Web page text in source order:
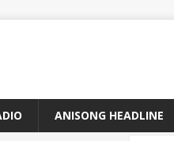
ANISONG HEADLINE